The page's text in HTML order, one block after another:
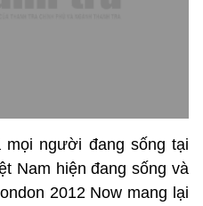
mọi người đang sống tại
Nam hiện đang sống và
2012 Now mang lại